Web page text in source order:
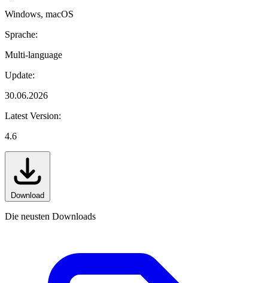
Windows, macOS
Sprache:
Multi-language
Update:
30.06.2026
Latest Version:
4.6
Download
Die neusten Downloads